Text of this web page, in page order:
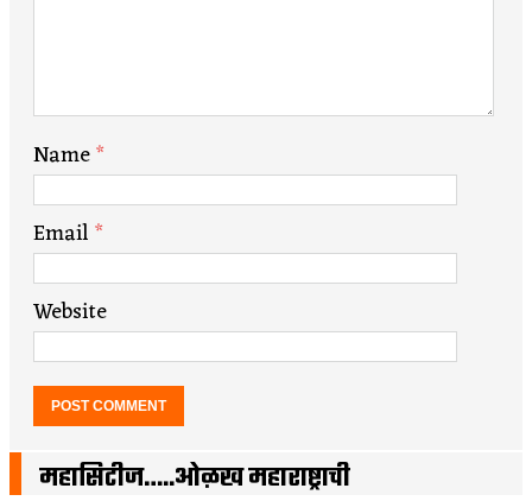
Name*
Email*
Website
महासिटीज…..ओळख महाराष्ट्राची